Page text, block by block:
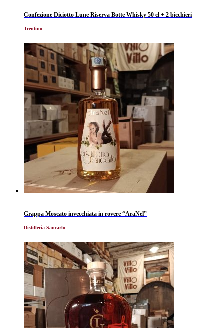
Confezione Diciotto Lune Riserva Botte Whisky 50 cl + 2 bicchieri
Trentino
Grappa Moscato invecchiata in rovere “AraNel”
Distilleria Sancarlo